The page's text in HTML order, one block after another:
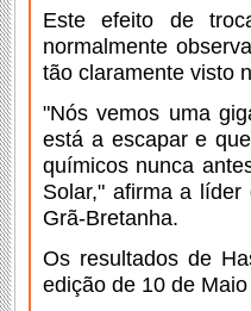
Este efeito de
normalmente
tão claramente visto
"Nós vemos uma
está a escapar e
químicos nunca
Solar," afirma a
Grã-Bretanha.
Os resultados de
edição de 10 de